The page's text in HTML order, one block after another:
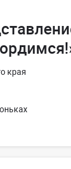
края